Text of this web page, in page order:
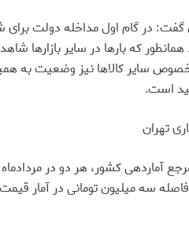
در گام اول مداخله دولت برای
که بارها در سایر بازارها
خصوص سایر کالاها نیز وضعیت
است.
تهران
آماردهی کشور، هر دو در